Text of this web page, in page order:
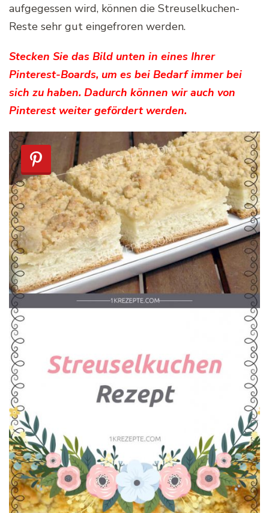
aufgegessen wird, können die Streuselkuchen-
Reste sehr gut eingefroren werden.
Stecken Sie das Bild unten in eines Ihrer
Pinterest-Boards, um es bei Bedarf immer bei
sich zu haben. Dadurch können wir auch von
Pinterest weiter gefördert werden.